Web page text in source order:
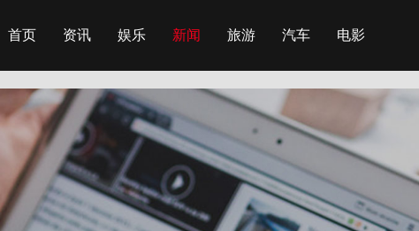
首页 资讯 娱乐 新闻 旅游 汽车 电影